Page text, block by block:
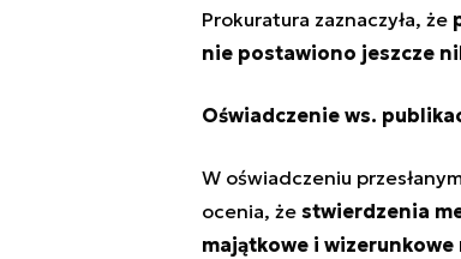
Prokuratura zaznaczyła, że
nie postawiono jeszcze
Oświadczenie ws.
W oświadczeniu
ocenia, że stwierdzenia
majątkowe i